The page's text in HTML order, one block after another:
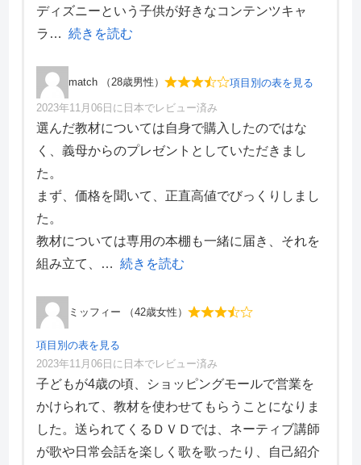
ディズニーという子供が好きなコンテンツキャ
ラ
続きを読む
match （28歳男性） 項目別の表を見る
項目別評価
価格・料金
3
学習効果
サポート体制
4
デザイン性
2023年11月06日に日本でレビュー済み
選んだ教材については自身で購入したのではな
く、義母からのプレゼントとしていただきまし
た。
まず、価格を聞いて、正直高値でびっくりしまし
た。
教材については専用の本棚も一緒に届き、それを
組み立て、
続きを読む
ミッフィー （42歳女性）
項目別の表を見る
項目別評価
価格・料金
3
学習効果
3
サポート体制
4
2023年11月06日に日本でレビュー済み
子どもが4歳の頃、ショッピングモールで営業を
かけられて、教材を使わせてもらうことになりま
した。送られてくるＤＶＤでは、ネーティブ講師
が歌や日常会話を楽しく歌を歌ったり、自己紹介